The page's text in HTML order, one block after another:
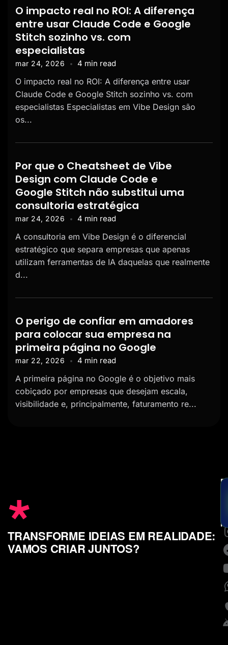
O impacto real no ROI: A diferença
entre usar Claude Code e Google
Stitch sozinho vs. com
especialistas
mar 24, 2026 4 min read
O impacto real no ROI: A diferença entre usar
Claude Code e Google Stitch sozinho vs. com
especialistas Especialistas em Vibe Design são
os...
Por que o Cheatsheet de Vibe
Design com Claude Code e
Google Stitch não substitui uma
consultoria estratégica
mar 24, 2026 4 min read
A consultoria em Vibe Design é o diferencial
estratégico que separa empresas que apenas
utilizam ferramentas de IA daquelas que realmente
d...
O perigo de confiar em amadores
para colocar sua empresa na
primeira página no Google
mar 22, 2026 4 min read
A primeira página no Google é o objetivo mais
cobiçado por empresas que desejam escala,
visibilidade e, principalmente, faturamento re...
*
TRANSFORME IDEIAS EM REALIDADE:
VAMOS CRIAR JUNTOS?